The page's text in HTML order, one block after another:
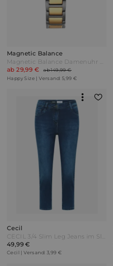
Magnetic Balance
Magnetic Balance Damenuhr mit 6 Magneten Grau
ab 29,99 €
ab 149,99 €
Happy Size | Versand: 5,99 €
Cecil
CECIL 3/4 Slim Leg Jeans im Slim Fit - Dark blue wash Blau
49,99 €
Cecil | Versand: 3,99 €